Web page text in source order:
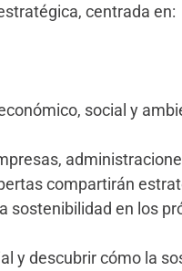
centrada en:
social y
compartirán
sostenibilidad en los
y descubrir cómo la